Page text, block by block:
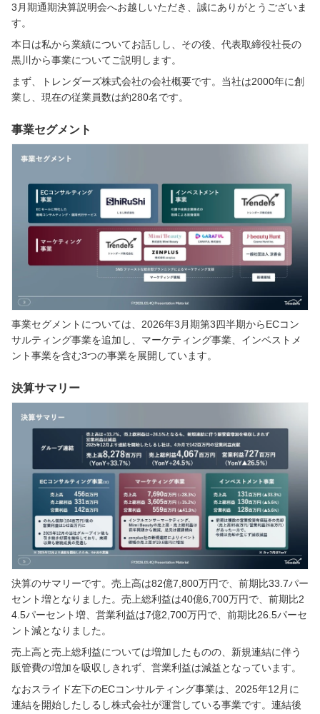
質疑応答：株主還元の方針と今後の見通しについて
3月期通期決算説明会へお越しいただき、誠にありがとうございま
す。
本日は私から業績についてお話しし、その後、代表取締役社長の
黒川から事業についてご説明します。
まず、トレンダーズ株式会社の会社概要です。当社は2000年に創
業し、現在の従業員数は約280名です。
事業セグメント
事業セグメントについては、2026年3月期第3四半期からECコン
サルティング事業を追加し、マーケティング事業、インベストメ
ント事業を含む3つの事業を展開しています。
決算サマリー
決算のサマリーです。売上高は82億7,800万円で、前期比33.7パー
セント増となりました。売上総利益は40億6,700万円で、前期比2
4.5パーセント増、営業利益は7億2,700万円で、前期比26.5パーセ
ント減となりました。
売上高と売上総利益については増加したものの、新規連結に伴う
販管費の増加を吸収しきれず、営業利益は減益となっています。
なおスライド左下のECコンサルティング事業は、2025年12月に
連結を開始したしるし株式会社が運営している事業です。連結後